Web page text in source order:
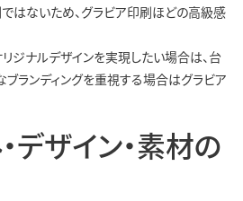
はないため、グラビア印刷ほどの高級感
ジナルデザインを実現したい場合は、台
ランディングを重視する場合はグラビア
デザイン・素材の